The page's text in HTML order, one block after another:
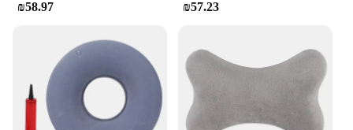
₪58.97 ₪57.23